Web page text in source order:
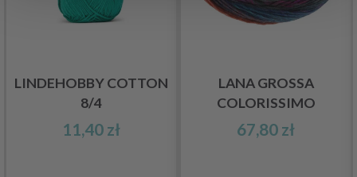
LINDEHOBBY COTTON
8/4
11,40 zł
LANA GROSSA
COLORISSIMO
67,80 zł